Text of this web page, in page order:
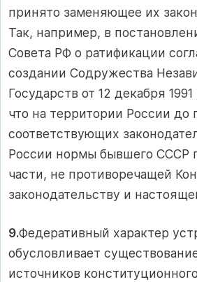
принято заменяющее их
Так, например, в
Совета РФ о ратификации
создании Содружества
Государств от 12 декабря
что на территории России до
соответствующих
России нормы бывшего СССР
части, не противоречащей
законодательству и
9.Федеративный характер
обусловливает
источников